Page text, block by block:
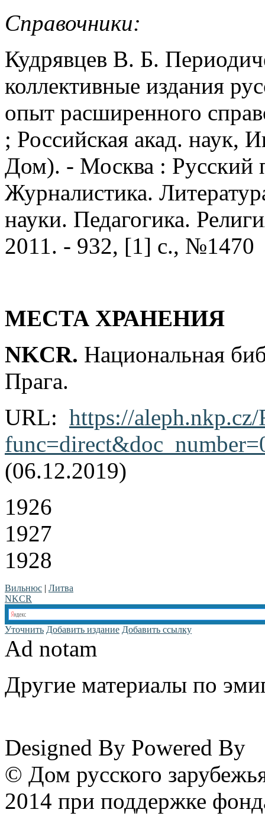
Справочники:
Кудрявцев В. Б.
коллективные издания
опыт расширенного
; Российская акад. наук,
Дом). - Москва : Русский
Журналистика.
науки. Педагогика.
2011. - 932, [1] с., №1470
МЕСТА ХРАНЕНИЯ
NKCR. Национальная
Прага.
URL: https://aleph.nkp.cz/
(06.12.2019)
1926
1927
1928
Вильнюс | Литва
NKCR
Уточнить Добавить издание Добавить ссылку
Ad notam
Другие материалы по
Designed By Powered By
© Дом русского
2014 при поддержке